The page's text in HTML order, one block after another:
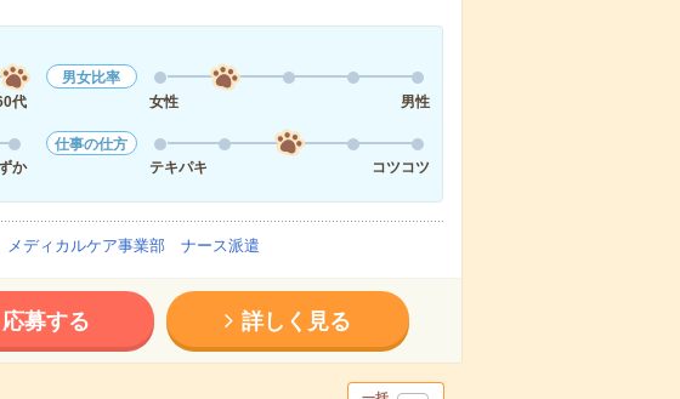
代
男女比率
女性
男性
か
仕事の仕方
テキパキ
コツコツ
ディカルケア事業部 ナース派遣
応募する 詳しく見る